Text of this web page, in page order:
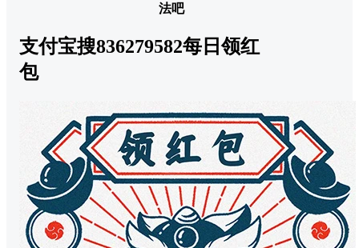
法吧
支付宝搜836279582每日领红
包